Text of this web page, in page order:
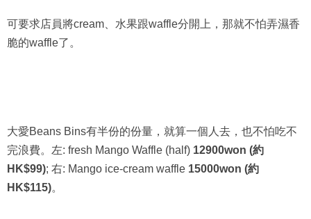
可要求店員將cream、水果跟waffle分開上，那就不怕弄濕香
脆的waffle了。
大愛Beans Bins有半份的份量，就算一個人去，也不怕吃不
完浪費。左: fresh Mango Waffle (half) 12900won (約
HK$99); 右: Mango ice-cream waffle 15000won (約
HK$115)。